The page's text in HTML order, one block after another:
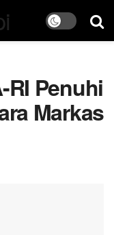
RI Penuhi
Markas